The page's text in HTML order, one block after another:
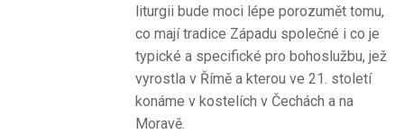
liturgii bude moci lépe porozumět tomu,
co mají tradice Západu společné i co je
typické a specifické pro bohoslužbu, jež
vyrostla v Římě a kterou ve 21. století
konáme v kostelích v Čechách a na
Moravě.